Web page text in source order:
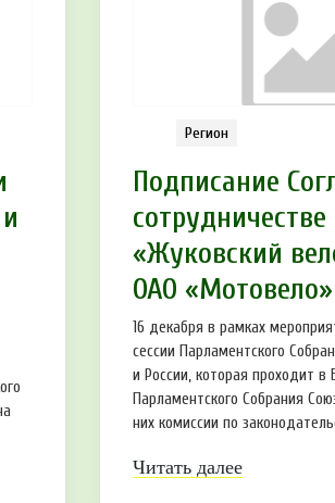
Регион
Подписание
«Жуковский
ОАО «Мотовело»
16 декабря в рамках
сессии Парламентского
и России, которая проходит в
Парламентского Собрания
них комиссии по
Читать далее